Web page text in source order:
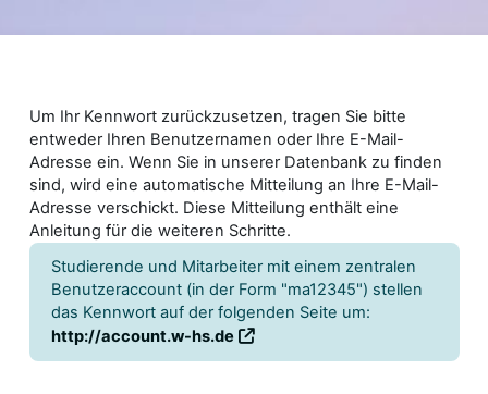
Um Ihr Kennwort zurückzusetzen, tragen Sie bitte
entweder Ihren Benutzernamen oder Ihre E-Mail-
Adresse ein. Wenn Sie in unserer Datenbank zu finden
sind, wird eine automatische Mitteilung an Ihre E-Mail-
Adresse verschickt. Diese Mitteilung enthält eine
Anleitung für die weiteren Schritte.
Studierende und Mitarbeiter mit einem zentralen
Benutzeraccount (in der Form "ma12345") stellen
das Kennwort auf der folgenden Seite um:
http://account.w-hs.de